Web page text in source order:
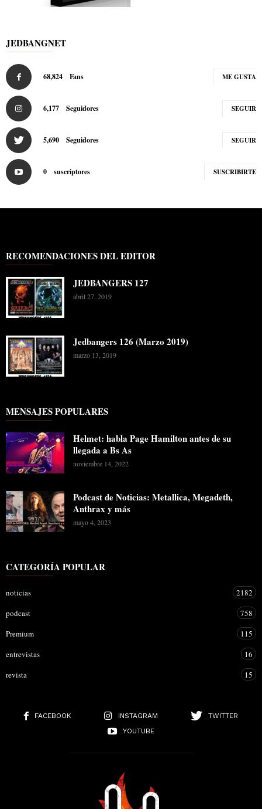
JEDBANGNET
68,824 Fans ME GUSTA
6,177 Seguidores SEGUIR
5,690 Seguidores SEGUIR
0 suscriptores SUSCRIBIRTE
RECOMENDACIONES DEL EDITOR
JEDBANGERS 127
abril 27, 2019
Jedbangers 126 (Marzo 2019)
marzo 13, 2019
MENSAJES POPULARES
Helmet: habla Page Hamilton antes de su
llegada a Bs As
noviembre 14, 2022
Podcast de Noticias: Metallica, Megadeth,
Anthrax y más
mayo 4, 2023
CATEGORÍA POPULAR
noticias
2182
podcast
758
Premium
115
entrevistas
16
revista
15
FACEBOOK INSTAGRAM
TWITTER
YOUTUBE